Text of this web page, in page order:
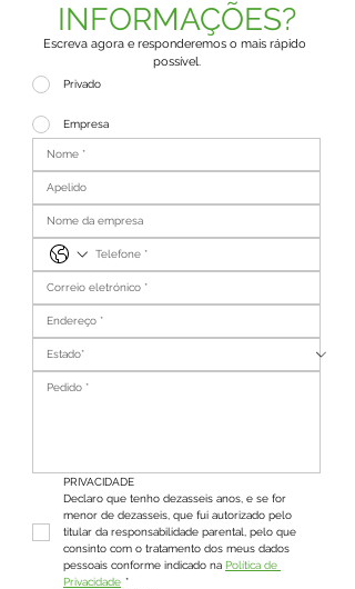
INFORMAÇÕES?
Escreva agora e responderemos o mais rápido
possível.
Privado
Empresa
PRIVACIDADE
Declaro que tenho dezasseis anos, e se for
menor de dezasseis, que fui autorizado pelo
titular da responsabilidade parental, pelo que
consinto com o tratamento dos meus dados
pessoais conforme indicado na Política de
Privacidade *